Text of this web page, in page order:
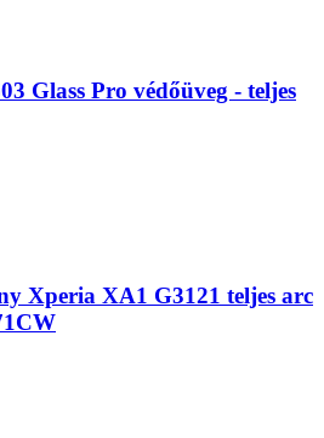
Glass Pro védőüveg - teljes
Xperia XA1 G3121 teljes arc